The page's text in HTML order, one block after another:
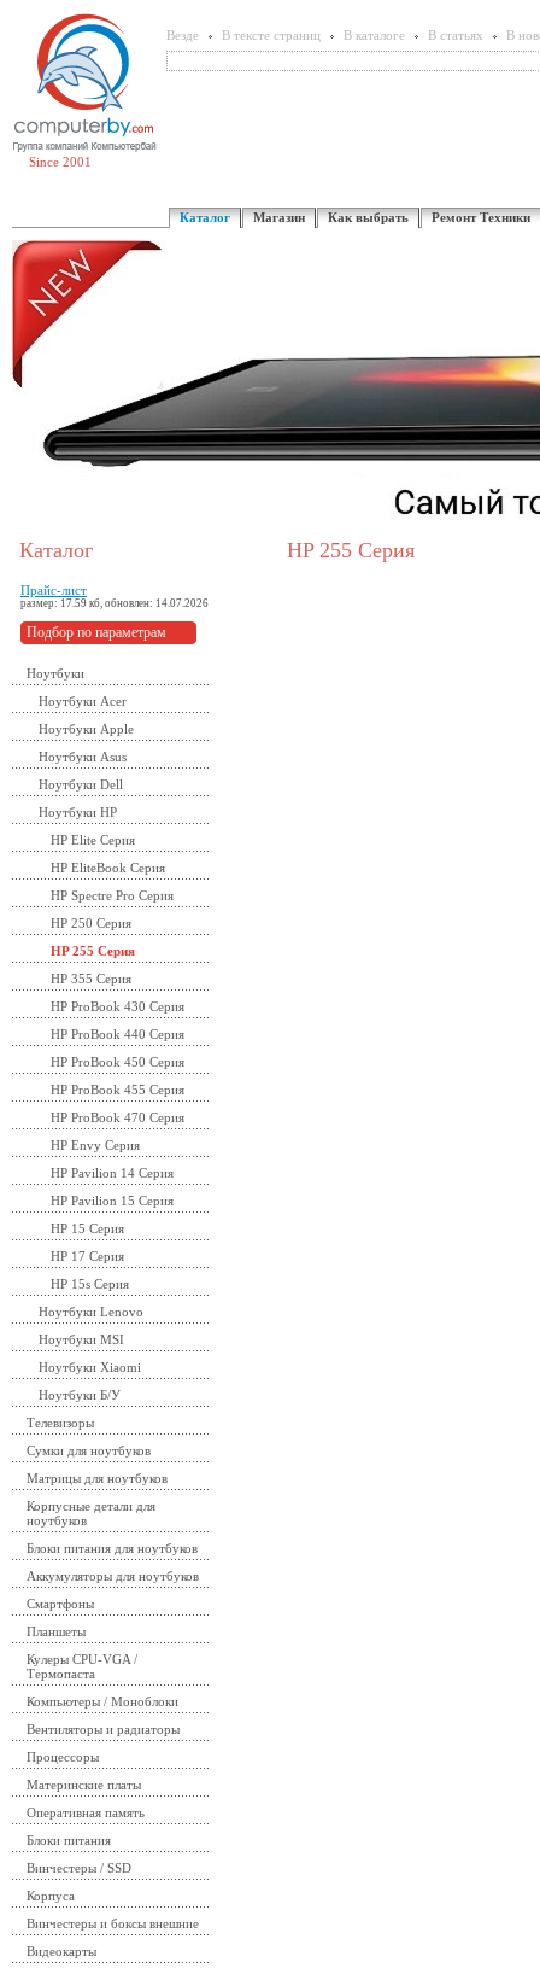
Since 2001
Везде В тексте страниц В каталоге В статьях В
Каталог Магазин Как выбрать Ремонт Техники
Каталог
Прайс-лист
размер: 17.59 кб, обновлен: 14.07.2026
Подбор по параметрам
Ноутбуки
Ноутбуки Acer
Ноутбуки Apple
Ноутбуки Asus
Ноутбуки Dell
Ноутбуки HP
HP Elite Серия
HP EliteBook Серия
HP Spectre Pro Серия
HP 250 Серия
HP 255 Серия
HP 355 Серия
HP ProBook 430 Серия
HP ProBook 440 Серия
HP ProBook 450 Серия
HP ProBook 455 Серия
HP ProBook 470 Серия
HP Envy Серия
HP Pavilion 14 Серия
HP Pavilion 15 Серия
HP 15 Серия
HP 17 Серия
HP 15s Серия
Ноутбуки Lenovo
Ноутбуки MSI
Ноутбуки Xiaomi
Ноутбуки Б/У
Телевизоры
Сумки для ноутбуков
Матрицы для ноутбуков
Корпусные детали для
ноутбуков
Блоки питания для ноутбуков
Аккумуляторы для ноутбуков
Смартфоны
Планшеты
Кулеры CPU-VGA /
Термопаста
Компьютеры / Моноблоки
Вентиляторы и радиаторы
Процессоры
Материнские платы
Оперативная память
Блоки питания
Винчестеры / SSD
Корпуса
Винчестеры и боксы внешние
Видеокарты
HP 255 Серия